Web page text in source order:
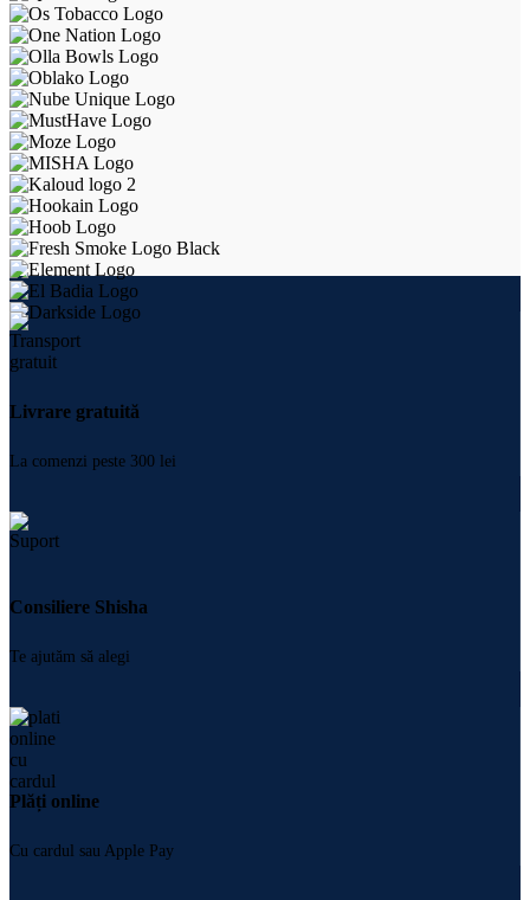
Livrare gratuită
La comenzi peste 300 lei
Consiliere Shisha
Te ajutăm să alegi
Plăți online
Cu cardul sau Apple Pay